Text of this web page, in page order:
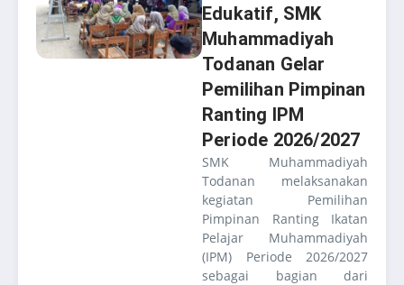
Edukatif, SMK
Muhammadiyah
Todanan Gelar
Pemilihan Pimpinan
Ranting IPM
Periode 2026/2027
SMK Muhammadiyah
Todanan melaksanakan
kegiatan Pemilihan
Pimpinan Ranting Ikatan
Pelajar Muhammadiyah
(IPM) Periode 2026/2027
sebagai bagian dari